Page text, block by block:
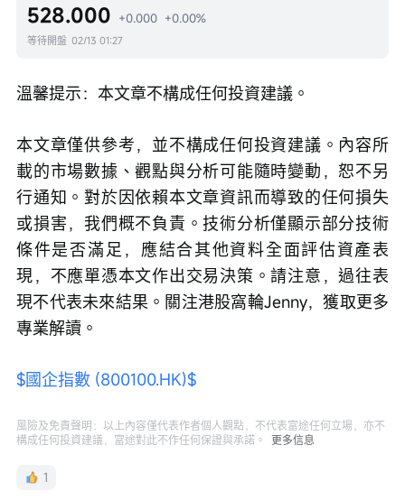
528.000 +0.000 +0.00%
等待開盤 02/13 01:27
溫馨提示：本文章不構成任何投資建議。
本文章僅供參考，並不構成任何投資建議。內容所
載的市場數據、觀點與分析可能隨時變動，恕不另
行通知。對於因依賴本文章資訊而導致的任何損失
或損害，我們概不負責。技術分析僅顯示部分技術
條件是否滿足，應結合其他資料全面評估資產表
現，不應單憑本文作出交易決策。請注意，過往表
現不代表未來結果。關注港股窩輪Jenny，獲取更多
專業解讀。
$國企指數 (800100.HK)$
風險及免責聲明：以上內容僅代表作者個人觀點，不代表富途任何立場，亦不
構成任何投資建議，富途對此不作任何保證與承諾。
更多信息
1